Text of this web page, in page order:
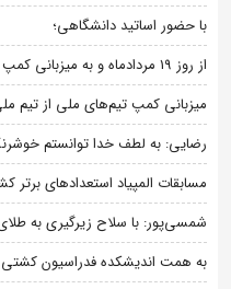
با حضور اساتید دانشگاهی؛
از روز 19 مردادماه و به میزبانی کمپ تیم های ملی؛
میزبانی کمپ تیم‌های ملی از تیم
رضایی: به لطف خدا توانستم
مسابقات المپیاد استعدادهای برتر
شمسی‌پور: با سلاح زیرگیری به
به همت اندیشکده فدراسیون کشتی